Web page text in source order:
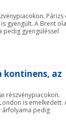
Párizs
gyengült. A Brent
pedig gyengüléssel
kontinens, az
részvénypiacokon.
is emelkedett.
árfolyama pedig